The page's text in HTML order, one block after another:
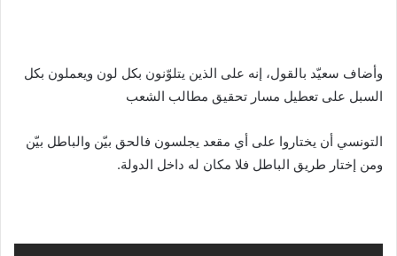
وأضاف سعيّد بالقول، إنه على الذين يتلوّنون بكل لون ويعملون بكل
السبل على تعطيل مسار تحقيق مطالب الشعب
التونسي أن يختاروا على أي مقعد يجلسون فالحق بيّن والباطل بيّن
ومن إختار طريق الباطل فلا مكان له داخل الدولة.